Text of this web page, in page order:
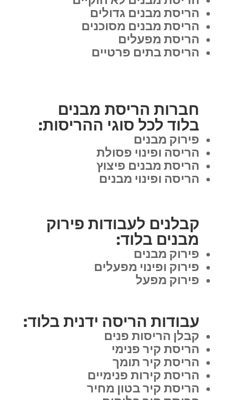
הריסת מבנים גדולים
הריסת מבנים מסוכנים
הריסת מפעלים
הריסת בתים פרטיים
חברות הריסת מבנים
בלוד לכל סוגי ההריסות:
פירוק מבנים
הריסה ופינוי פסולת
הריסת מבנים פיצוץ
הריסה ופינוי מבנים
קבלנים לעבודות פירוק
מבנים בלוד:
פירוק מבנים
פירוק ופינוי מפעלים
פירוק מפעל
עבודות הריסה ידנית בלוד:
קבלן הריסות פנים
הריסת קיר פנימי
הריסת קיר תומך
הריסת קירות פנימיים
הריסת קיר בטון מחיר